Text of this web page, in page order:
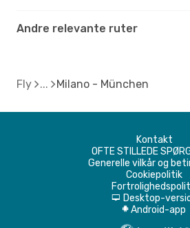
Andre relevante ruter
Fly Milano - München
Kontakt
OFTE STILLEDE
Generelle vilkår og
Cookiepolitik
d Desktop-
A Android-app